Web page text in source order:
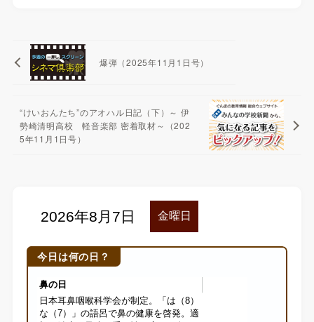
爆弾（2025年11月1日号）
“けいおんたち”のアオハル日記（下）～ 伊
勢崎清明高校 軽音楽部 密着取材～（202
5年11月1日号）
今日は何の日？